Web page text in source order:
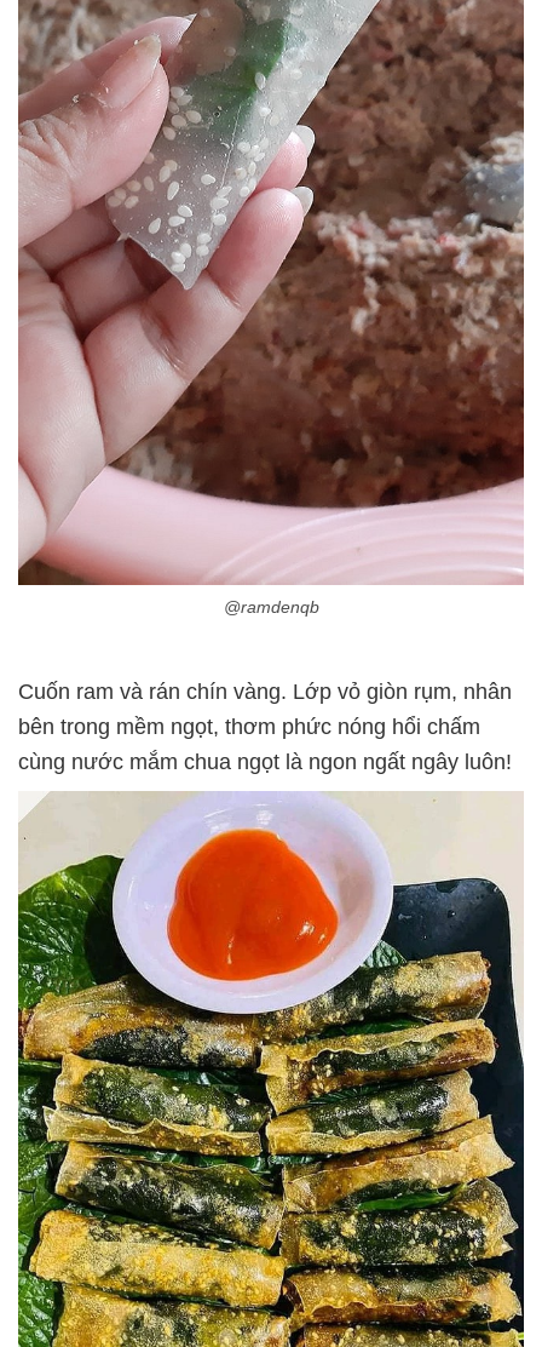
@ramdenqb
Cuốn ram và rán chín vàng. Lớp vỏ giòn rụm, nhân
bên trong mềm ngọt, thơm phức nóng hổi chấm
cùng nước mắm chua ngọt là ngon ngất ngây luôn!